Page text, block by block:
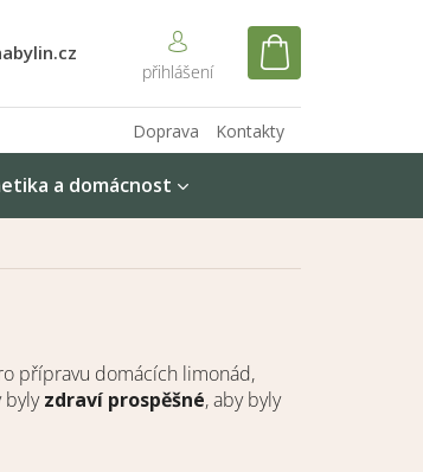
NÁKUPNÍ
Kontakty
Doprava
a domácnost
přípravu domácích limonád,
bylyzdraví prospěšné, aby byly